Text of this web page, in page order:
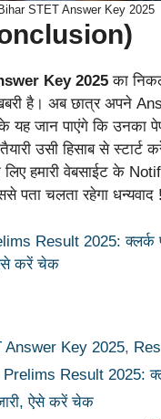
Bihar STET Answer Key 2025
Key 2025 का
है। अब छात्र अपने
यह जान पाएंगे कि उनका
उसी हिसाब से स्टार्ट
हमारी वेबसाईट के
पता चलता रहेगा धन्यवाद !
Result 2025: क्लर्क
करें चेक
Answer Key 2025,
Result 2025:
जारी, ऐसे करें चेक